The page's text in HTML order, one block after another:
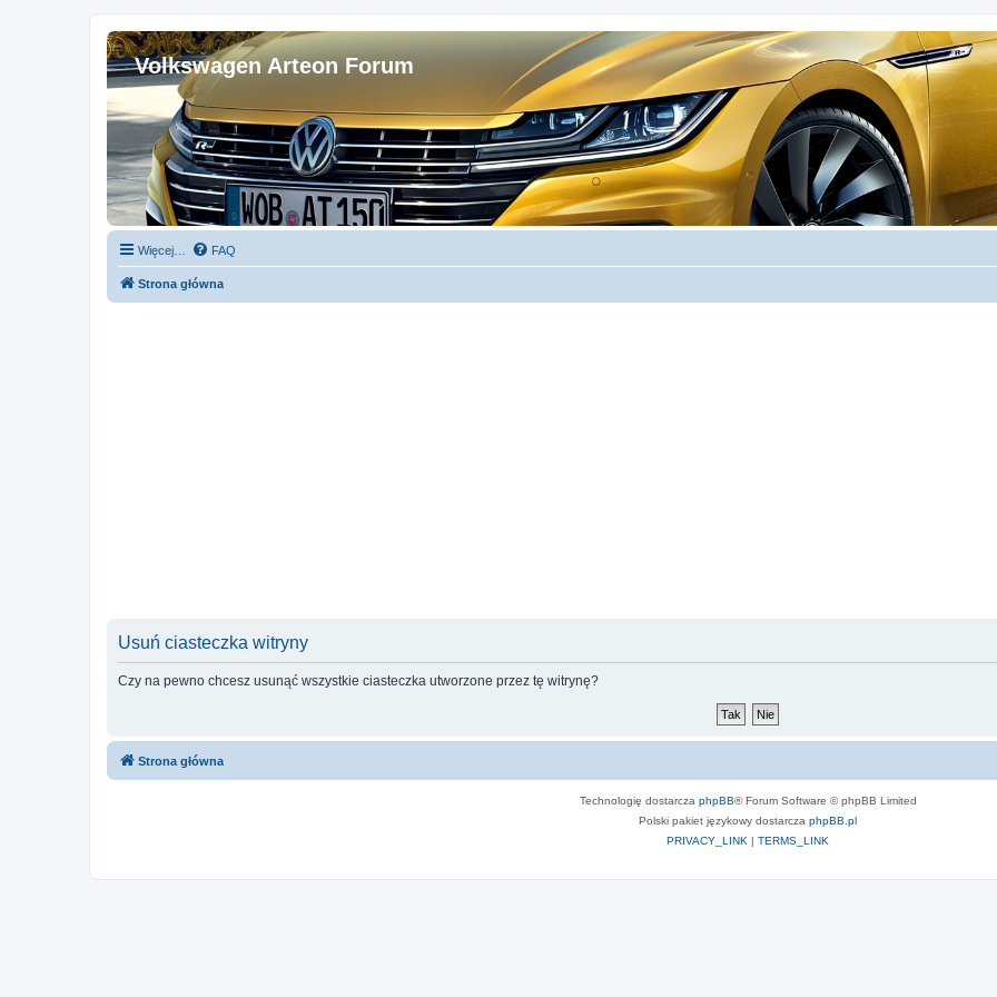
Volkswagen Arteon Forum
Więcej… FAQ
Strona główna
Usuń ciasteczka witryny
Czy na pewno chcesz usunąć wszystkie ciasteczka utworzone przez tę witrynę?
Strona główna
Technologię dostarcza phpBB® Forum Software © phpBB Limited
Polski pakiet językowy dostarcza phpBB.pl
PRIVACY_LINK | TERMS_LINK